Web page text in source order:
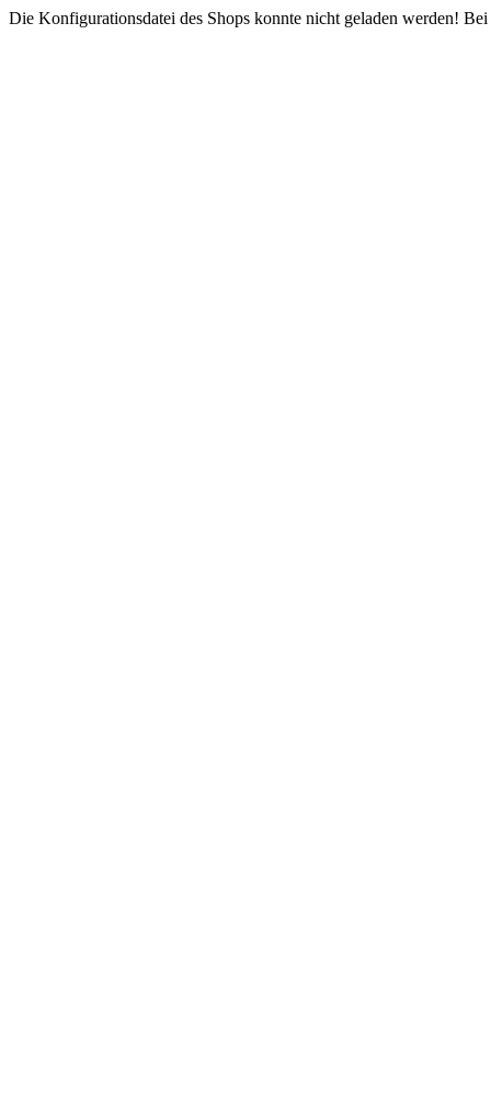
Die Konfigurationsdatei des Shops konnte nicht geladen werden!